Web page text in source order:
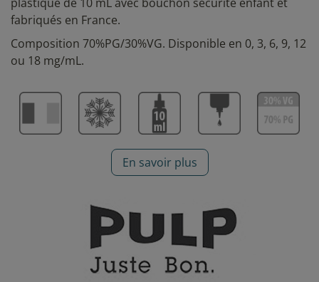
fabriqués en France.
Composition 70%PG/30%VG. Disponible en 0, 3, 6, 9, 12
ou 18 mg/mL.
En savoir plus